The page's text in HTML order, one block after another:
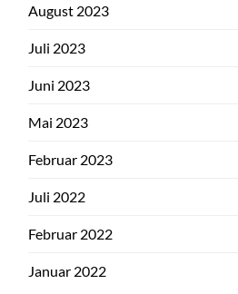
August 2023
Juli 2023
Juni 2023
Mai 2023
Februar 2023
Juli 2022
Februar 2022
Januar 2022